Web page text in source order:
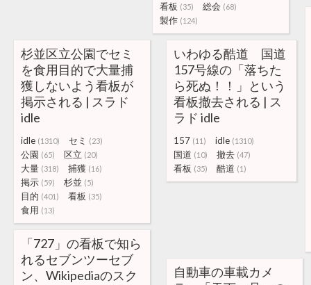
看板 (35) 総会 (68)
製作 (124)
杉並区立公園でセミ
を食用目的で大量捕
獲しないよう看板が
掲示される | スラド
idle
idle (1310) セミ (23)
公園 (65) 区立 (20)
大量 (318) 捕獲 (16)
掲示 (59) 杉並 (5)
目的 (401) 看板 (35)
食用 (13)
いわゆる酷道 国道
157号線の「落ちた
ら死ぬ！！」という
看板撤去される | ス
ラド idle
157 (11) idle (1310)
国道 (10) 撤去 (47)
看板 (35) 酷道 (1)
「727」の看板で知ら
れるセブンツーセブ
ン、Wikipediaのスク
自動車の車載カメ